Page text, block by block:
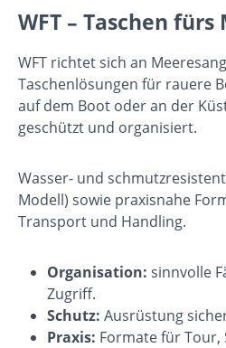
WFT – Taschen
WFT richtet sich an
Taschenlösungen für rauere
auf dem Boot oder an der
geschützt und organisiert.
Wasser- und
Modell) sowie praxisnahe
Transport und Handling.
Organisation: sinnvolle
Zugriff.
Schutz: Ausrüstung
Praxis: Formate für Tour,